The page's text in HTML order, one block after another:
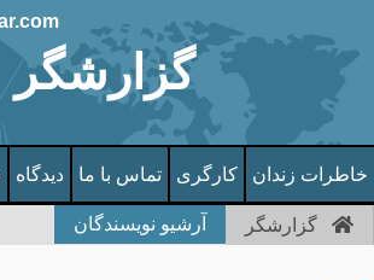
گزارشگر
خاطرات زندان کارگری تماس با ما دیدگاه
گزارشگر آرشیو نویسندگان